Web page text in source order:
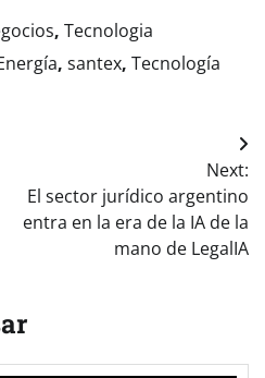
, Tecnologia
, santex, Tecnología
Next:
El sector jurídico argentino
entra en la era de la IA de la
mano de LegalIA